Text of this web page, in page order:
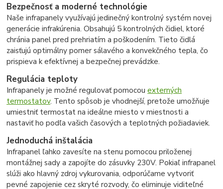
Bezpečnosť a moderné technológie
Naše infrapanely využívajú jedinečný kontrolný systém novej
generácie infrakúrenia. Obsahujú 5 kontrolných čidiel, ktoré
chránia panel pred prehriatím a poškodením. Tieto čidlá
zaisťujú optimálny pomer sálavého a konvekčného tepla, čo
prispieva k efektívnej a bezpečnej prevádzke.
Regulácia teploty
Infrapanely je možné regulovať pomocouexterných
termostatov. Tento spôsob je vhodnejší, pretože umožňuje
umiestniť termostat na ideálne miesto v miestnosti a
nastaviť ho podľa vašich časových a teplotných požiadaviek.
Jednoduchá inštalácia
Infrapanel ľahko zavesíte na stenu pomocou priloženej
montážnej sady a zapojíte do zásuvky 230V. Pokiaľ infrapanel
slúži ako hlavný zdroj vykurovania, odporúčame vytvoriť
pevné zapojenie cez skryté rozvody, čo eliminuje viditeľné